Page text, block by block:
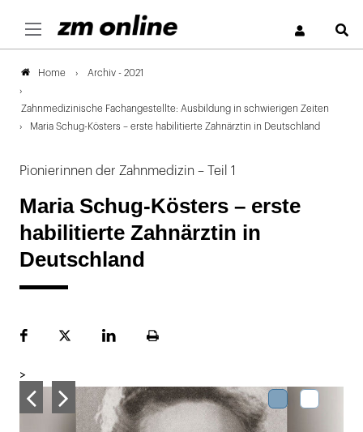
Home Archiv - 2021
Zahnmedizinische Fachangestellte: Ausbildung in schwierigen Zeiten
Maria Schug-Kösters – erste habilitierte Zahnärztin in Deutschland
Pionierinnen der Zahnmedizin – Teil 1
Maria Schug-Kösters – erste
habilitierte Zahnärztin in
Deutschland
FacebookPlattformLinekdInSeite
>